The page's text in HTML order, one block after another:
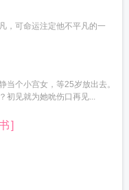
，可命运注定他不平凡的一
当个小宫女，等25岁放出去。
初见就为她吮伤口再见...
]